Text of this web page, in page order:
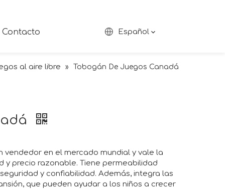
Contacto Español
al aire libre » Tobogán De Juegos Canadá
vendedor en el mercado mundial y vale la
precio razonable. Tiene permeabilidad
y confiabilidad. Además, integra las
que pueden ayudar a los niños a crecer